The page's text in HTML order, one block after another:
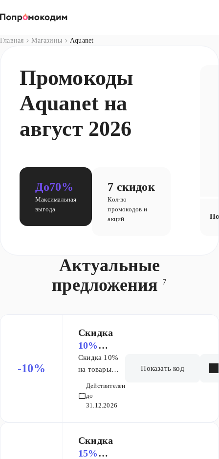
Главная Магазины Aquanet
Промокоды
Aquanet на
август 2026
До70%
Максимальная
выгода
7 скидок
Кол-во
промокодов и
акций
Актуальные
предложения 7
-10%
Скидка
10%
(общий)
Скидка 10%
на товары
AQUANET,
Allen Brau.
распродаже и
не по акции
Действителен
до
31.12.2026
Показать код
Скидка
15%